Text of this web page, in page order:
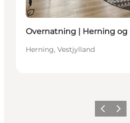
Bæredygtige oplevelser
Overnatning | Herning og
Herning, Vestjylland
ForrigeNæste